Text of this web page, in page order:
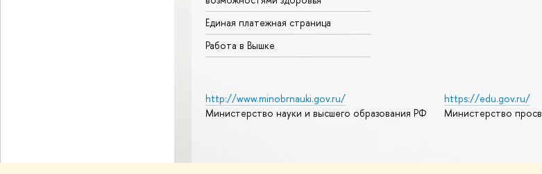
Единая платежная страница
Работа в Вышке
http://www.minobrnauki.gov.ru/
Министерство науки и высшего образования РФ
https://edu.gov.ru/
Министерство